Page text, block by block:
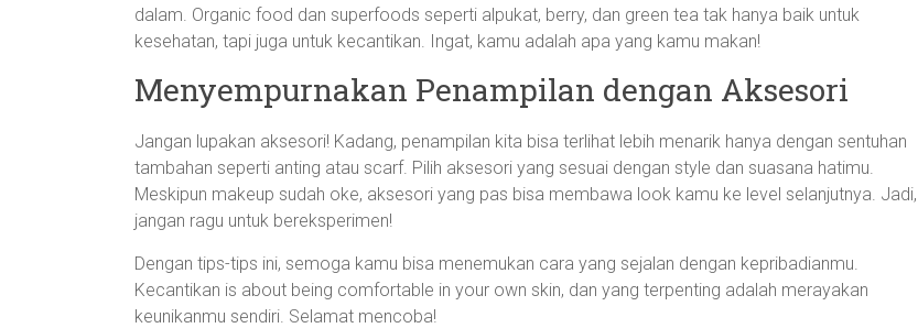
dalam. Organic food dan superfoods seperti alpukat, berry, dan green tea tak hanya baik untuk
kesehatan, tapi juga untuk kecantikan. Ingat, kamu adalah apa yang kamu makan!
Menyempurnakan Penampilan dengan Aksesori
Jangan lupakan aksesori! Kadang, penampilan kita bisa terlihat lebih menarik hanya dengan sentuhan
tambahan seperti anting atau scarf. Pilih aksesori yang sesuai dengan style dan suasana hatimu.
Meskipun makeup sudah oke, aksesori yang pas bisa membawa look kamu ke level selanjutnya. Jadi,
jangan ragu untuk bereksperimen!
Dengan tips-tips ini, semoga kamu bisa menemukan cara yang sejalan dengan kepribadianmu.
Kecantikan is about being comfortable in your own skin, dan yang terpenting adalah merayakan
keunikanmu sendiri. Selamat mencoba!